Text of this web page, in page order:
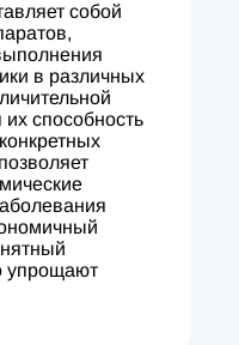
собой
в различных
способность
упрощают